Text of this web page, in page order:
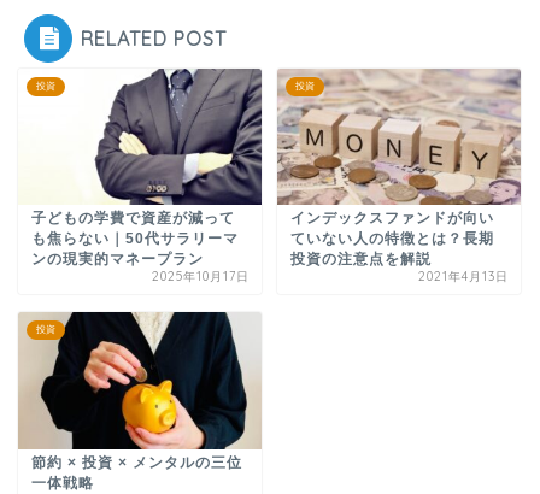
RELATED POST
投資
子どもの学費で資産が減って
も焦らない｜50代サラリーマ
ンの現実的マネープラン
2025年10月17日
投資
インデックスファンドが向い
ていない人の特徴とは？長期
投資の注意点を解説
2021年4月13日
投資
節約 × 投資 × メンタルの三位
一体戦略